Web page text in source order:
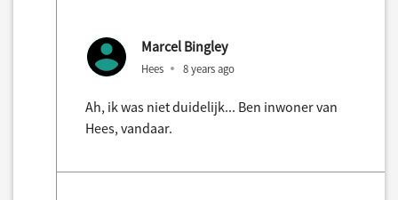
Marcel Bingley
Hees 8 years ago
Ah, ik was niet duidelijk... Ben inwoner van
Hees, vandaar.